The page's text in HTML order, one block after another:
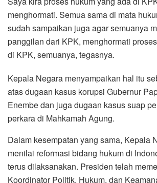
menghormati. Semua sama di mata
sudah sampaikan juga agar semuanya
panggilan dari KPK, menghormati
di KPK, semuanya, tegasnya.
Kepala Negara menyampaikan hal itu
atas dugaan kasus korupsi Gubernur
Enembe dan juga dugaan kasus suap
perkara di Mahkamah Agung.
Dalam kesempatan yang sama, Kepala
menilai reformasi bidang hukum di
terus dilaksanakan. Presiden telah
Koordinator Politik, Hukum, dan